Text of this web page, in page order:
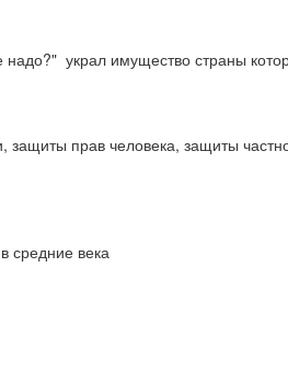
украл имущество страны
прав человека, защиты
средние века